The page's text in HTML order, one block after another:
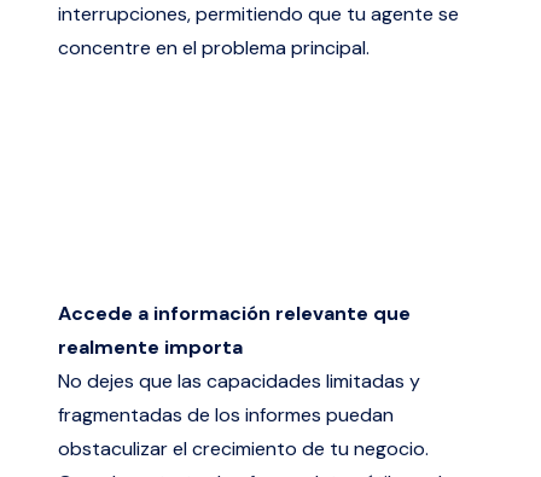
interrupciones, permitiendo que tu agente se
concentre en el problema principal.
Accede a información relevante que
realmente importa
No dejes que las capacidades limitadas y
fragmentadas de los informes puedan
obstaculizar el crecimiento de tu negocio.